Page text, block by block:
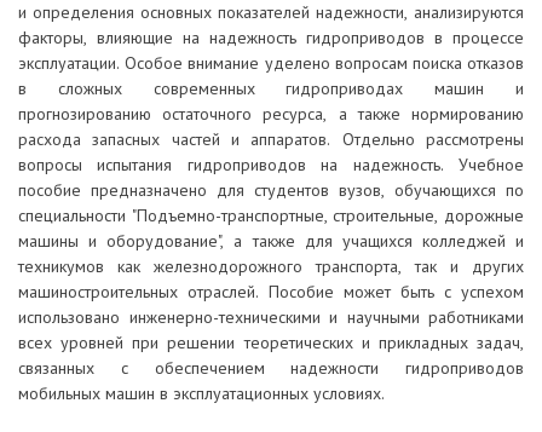
и определения основных показателей надежности, анализируются
факторы, влияющие на надежность гидроприводов в процессе
эксплуатации. Особое внимание уделено вопросам поиска отказов
в сложных современных гидроприводах машин и
прогнозированию остаточного ресурса, а также нормированию
расхода запасных частей и аппаратов. Отдельно рассмотрены
вопросы испытания гидроприводов на надежность. Учебное
пособие предназначено для студентов вузов, обучающихся по
специальности "Подъемно-транспортные, строительные, дорожные
машины и оборудование", а также для учащихся колледжей и
техникумов как железнодорожного транспорта, так и других
машиностроительных отраслей. Пособие может быть с успехом
использовано инженерно-техническими и научными работниками
всех уровней при решении теоретических и прикладных задач,
связанных с обеспечением надежности гидроприводов
мобильных машин в эксплуатационных условиях.